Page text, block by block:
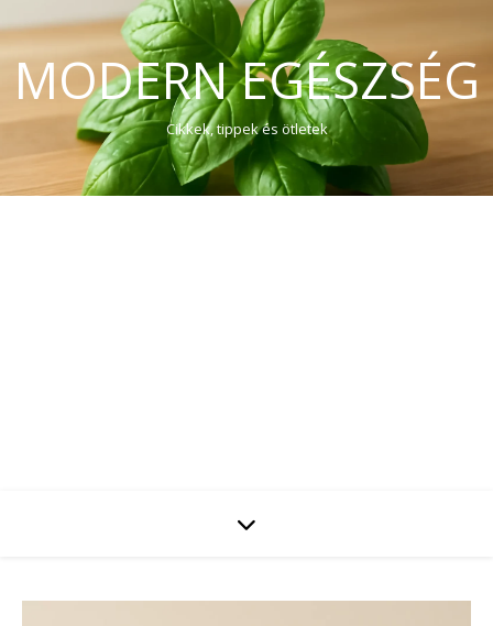
MODERN EGÉSZSÉG
Cikkek, tippek és ötletek